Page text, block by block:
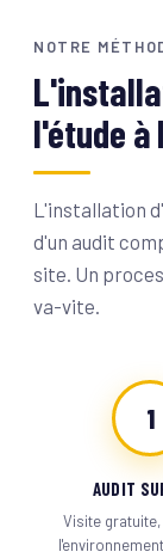
NOTRE
l'étude à
L'installation
d'un audit
site. Un
va-vite.
1
AUDIT
Visite